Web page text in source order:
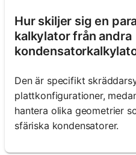
Hur skiljer sig en
kalkylator från andra
Den är specifikt
plattkonfigurationer,
hantera olika geometrier
sfäriska kondensatorer.